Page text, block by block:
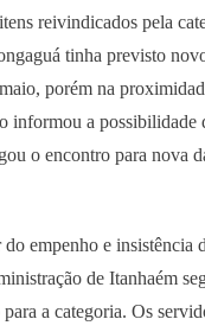
reivindicados pela
tinha previsto
porém na
informou a possibilidade
o encontro para nova
empenho e insistência
de Itanhaém
para a categoria. Os